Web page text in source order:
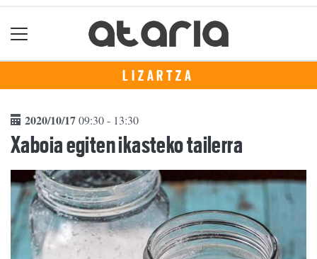
LIZARTZA
2020/10/1709:30 - 13:30
Xaboia egiten ikasteko tailerra